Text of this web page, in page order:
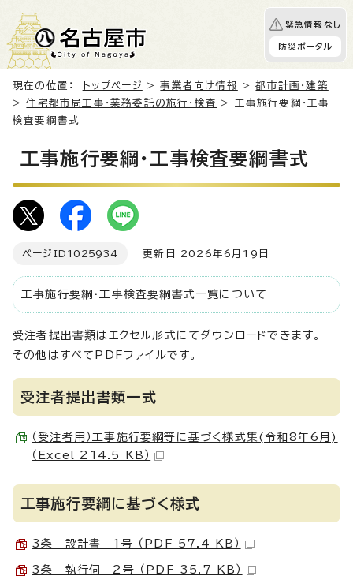
緊急情報なし
防災ポータル
現在の位置： トップページ >事業者向け情報 >都市計画・建築
>住宅都市局工事・業務委託の施行・検査
> 工事施行要綱・工事
検査要綱書式
工事施行要綱・工事検査要綱書式
ページID 1025934 更新日 2026年6月19日
工事施行要綱・工事検査要綱書式一覧について
受注者提出書類はエクセル形式にてダウンロードできます。
その他はすべてPDFファイルです。
受注者提出書類一式
（受注者用）工事施行要綱等に基づく様式集(令和8年6月)
（Excel 214.5 KB）
工事施行要綱に基づく様式
3条 設計書 1号 （PDF 57.4 KB）
3条 執行伺 2号 （PDF 35.7 KB）